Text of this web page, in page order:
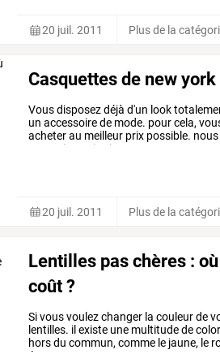
20 juil. 2011 Plus de la
Casquettes de new
Vousdisposezdéjà d'un look
un accessoirede mode. pourcela,
acheterau meilleur prix possible. nous
magasins
qui existent.
20 juil. 2011 Plus de la
Lentilles pas chères :
coût ?
Sivousvoulezchanger la couleurde
lentilles. il existe une multitudede
horsdu commun, comme le jaune, le
épater,